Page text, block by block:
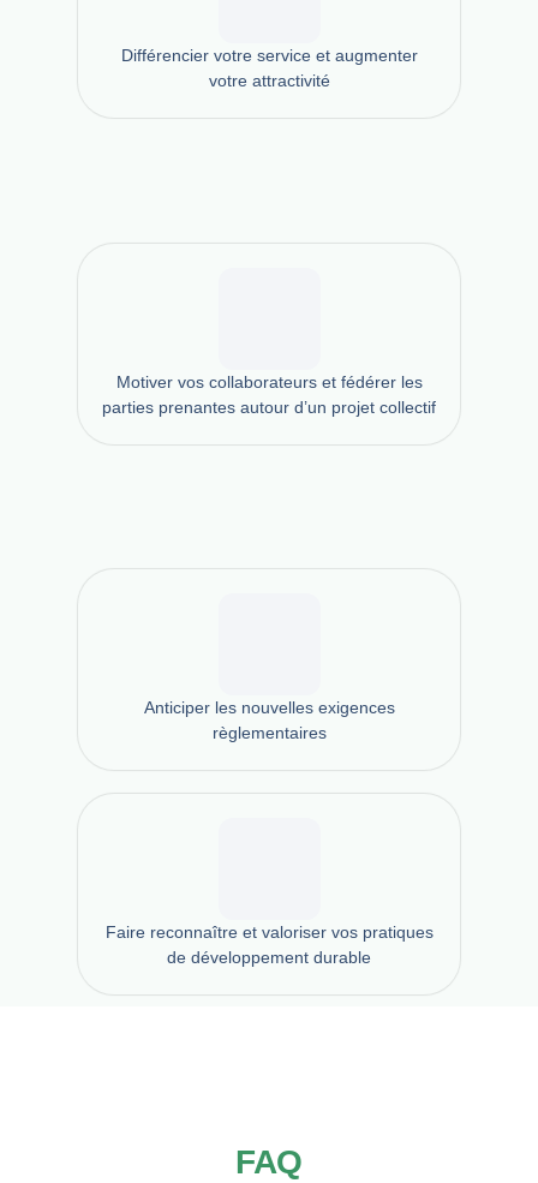
Différencier votre service et augmenter
votre attractivité
Motiver vos collaborateurs et fédérer les
parties prenantes autour d’un projet collectif
Anticiper les nouvelles exigences
règlementaires​
Faire reconnaître et valoriser vos pratiques
de développement durable
FAQ